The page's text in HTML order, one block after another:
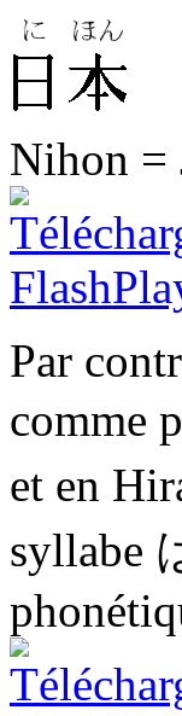
Nihon =
Par
comme
et en
syllabe